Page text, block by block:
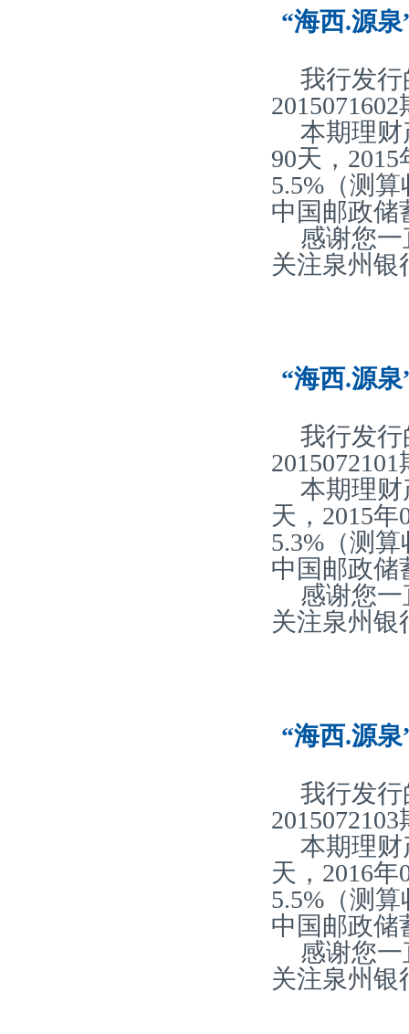
“海西.源
我行发行
本期理财
90天，
5.5%（测
中国邮政储
感谢您
关注泉州银
“海西.源
我行发行
本期理财
天，2015
5.3%（测
中国邮政储
感谢您
关注泉州银
“海西.源
我行发行
本期理财
天，2016
5.5%（测
中国邮政储
感谢您
关注泉州银